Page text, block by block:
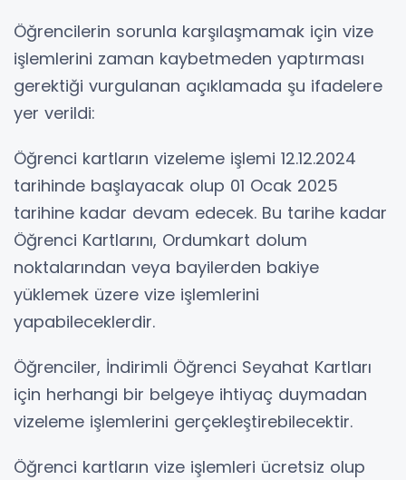
Öğrencilerin sorunla karşılaşmamak için vize
işlemlerini zaman kaybetmeden yaptırması
gerektiği vurgulanan açıklamada şu ifadelere
yer verildi:
Öğrenci kartların vizeleme işlemi 12.12.2024
tarihinde başlayacak olup 01 Ocak 2025
tarihine kadar devam edecek. Bu tarihe kadar
Öğrenci Kartlarını, Ordumkart dolum
noktalarından veya bayilerden bakiye
yüklemek üzere vize işlemlerini
yapabileceklerdir.
Öğrenciler, İndirimli Öğrenci Seyahat Kartları
için herhangi bir belgeye ihtiyaç duymadan
vizeleme işlemlerini gerçekleştirebilecektir.
Öğrenci kartların vize işlemleri ücretsiz olup